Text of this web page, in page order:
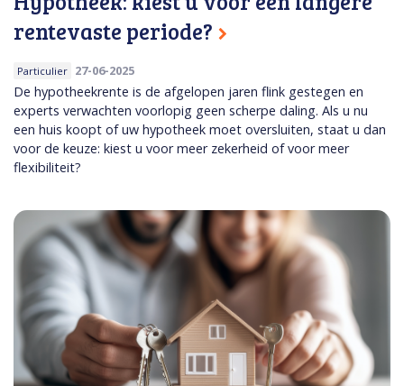
rentevaste periode?
Particulier 27-06-2025
De hypotheekrente is de afgelopen jaren flink gestegen en
experts verwachten voorlopig geen scherpe daling. Als u nu
een huis koopt of uw hypotheek moet oversluiten, staat u dan
voor de keuze: kiest u voor meer zekerheid of voor meer
flexibiliteit?